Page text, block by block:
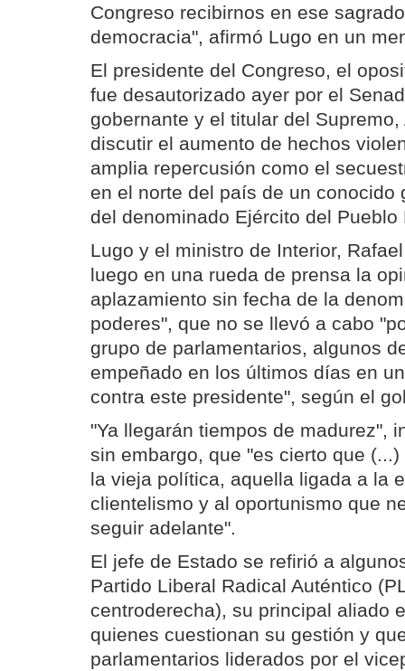
Congreso recibirnos en ese
democracia", afirmó Lugo en un
El presidente del Congreso, el
fue desautorizado ayer por el
gobernante y el titular del
discutir el aumento de hechos
amplia repercusión como el
en el norte del país de un conocido
del denominado Ejército del Pueblo
Lugo y el ministro de Interior,
luego en una rueda de prensa la
aplazamiento sin fecha de la
poderes", que no se llevó a cabo
grupo de parlamentarios, algunos
empeñado en los últimos días en
contra este presidente", según el
"Ya llegarán tiempos de madurez",
sin embargo, que "es cierto que
la vieja política, aquella ligada a la
clientelismo y al oportunismo que
seguir adelante".
El jefe de Estado se refirió a
Partido Liberal Radical Auténtico
centroderecha), su principal aliado
quienes cuestionan su gestión y
parlamentarios liderados por el